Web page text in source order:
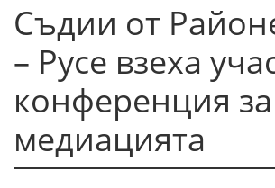
Съдии от
– Русе взеха
конференция за
медиацията